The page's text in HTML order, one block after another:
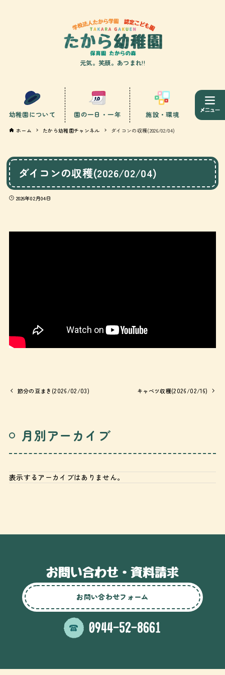
元気。笑顔。あつまれ!!
幼稚園について 園の一日・一年 施設・環境
ホーム たから幼稚園チャンネル ダイコンの収穫(2026/02/04)
ダイコンの収穫(2026/02/04)
2026年02月04日
節分の豆まき(2026/02/03) キャベツ収穫(2026/02/16)
月別アーカイブ
表示するアーカイブはありません。
お問い合わせフォーム